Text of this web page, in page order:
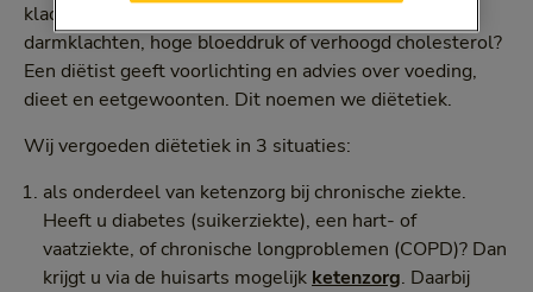
klachten die samenhangen met voeding, zoals
darmklachten, hoge bloeddruk of verhoogd cholesterol?
Een diëtist geeft voorlichting en advies over voeding,
dieet en eetgewoonten. Dit noemen we diëtetiek.
Wij vergoeden diëtetiek in 3 situaties:
als onderdeel van ketenzorg bij chronische ziekte.
Heeft u diabetes (suikerziekte), een hart- of
vaatziekte, of chronische longproblemen (COPD)? Dan
krijgt u via de huisarts mogelijk ketenzorg. Daarbij